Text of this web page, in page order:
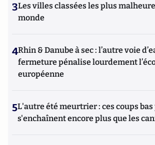
3Les villes classées les plus
monde
4Rhin & Danube à sec : l’autre voie
fermeture pénalise lourdement
européenne
5L'autre été meurtrier : ces coups
s'enchaînent encore plus que les